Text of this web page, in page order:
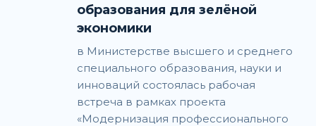
образования для зелёной
экономики
в Министерстве высшего и среднего
специального образования, науки и
инноваций состоялась рабочая
встреча в рамках проекта
«Модернизация профессионального